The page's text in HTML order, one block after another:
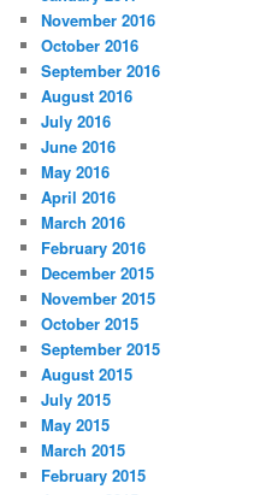
November 2016
October 2016
September 2016
August 2016
July 2016
June 2016
May 2016
April 2016
March 2016
February 2016
December 2015
November 2015
October 2015
September 2015
August 2015
July 2015
May 2015
March 2015
February 2015